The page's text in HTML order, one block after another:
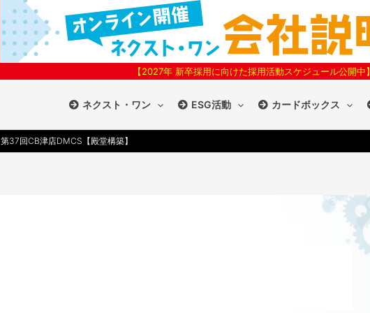
【2027年 新卒採用に向けた採用活動スケジュール公開中】
ネクスト・ワン ESG活動 カードボックス
第37回CB津店DMCS【殿堂構築】